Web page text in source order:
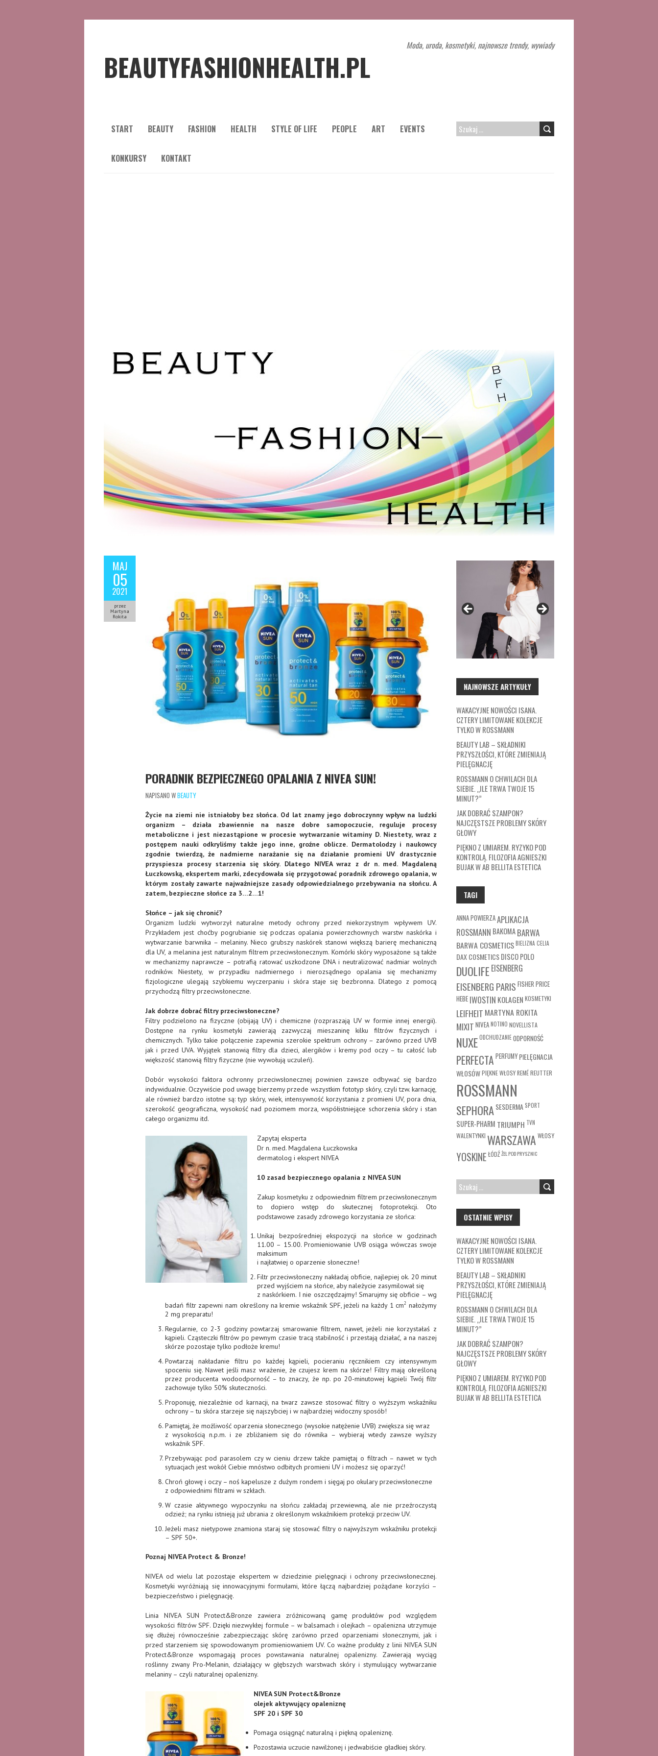
BEAUTYFASHIONHEALTH.PL
Moda, uroda, kosmetyki, najnowsze trendy, wywiady
START BEAUTY FASHION HEALTH STYLE OF LIFE PEOPLE ART EVENTS
KONKURSY KONTAKT
SZUKAJ:
MAJ
05
2021
przez
Martyna
Rokita
PORADNIK BEZPIECZNEGO OPALANIA Z NIVEA SUN!
NAPISANO WBEAUTY
Życie na ziemi nie istniałoby bez słońca. Od lat znamy jego dobroczynny wpływ na ludzki
organizm – działa zbawiennie na nasze dobre samopoczucie, reguluje procesy
metaboliczne i jest niezastąpione w procesie wytwarzanie witaminy D. Niestety, wraz z
postępem nauki odkryliśmy także jego inne, groźne oblicze. Dermatolodzy i naukowcy
zgodnie twierdzą, że nadmierne narażanie się na działanie promieni UV drastycznie
przyspiesza procesy starzenia się skóry. Dlatego NIVEA wraz z dr n. med. Magdaleną
Łuczkowską, ekspertem marki, zdecydowała się przygotować poradnik zdrowego opalania, w
którym zostały zawarte najważniejsze zasady odpowiedzialnego przebywania na słońcu. A
zatem, bezpieczne słońce za 3…2…1!
Słońce – jak się chronić?
Organizm ludzki wytworzył naturalne metody ochrony przed niekorzystnym wpływem UV.
Przykładem jest choćby pogrubianie się podczas opalania powierzchownych warstw naskórka i
wytwarzanie barwnika – melaniny. Nieco grubszy naskórek stanowi większą barierę mechaniczną
dla UV, a melanina jest naturalnym filtrem przeciwsłonecznym. Komórki skóry wyposażone są także
w mechanizmy naprawcze – potrafią ratować uszkodzone DNA i neutralizować nadmiar wolnych
rodników. Niestety, w przypadku nadmiernego i nierozsądnego opalania się mechanizmy
fizjologiczne ulegają szybkiemu wyczerpaniu i skóra staje się bezbronna. Dlatego z pomocą
przychodzą filtry przeciwsłoneczne.
Jak dobrze dobrać filtry przeciwsłoneczne?
Filtry podzielono na fizyczne (obijają UV) i chemiczne (rozpraszają UV w formie innej energii).
Dostępne na rynku kosmetyki zawierają zazwyczaj mieszaninę kilku filtrów fizycznych i
chemicznych. Tylko takie połączenie zapewnia szerokie spektrum ochrony – zarówno przed UVB
jak i przed UVA. Wyjątek stanowią filtry dla dzieci, alergików i kremy pod oczy – tu całość lub
większość stanowią filtry fizyczne (nie wywołują uczuleń).
Dobór wysokości faktora ochronny przeciwsłonecznej powinien zawsze odbywać się bardzo
indywidualnie. Oczywiście pod uwagę bierzemy przede wszystkim fototyp skóry, czyli tzw. karnację,
ale również bardzo istotne są: typ skóry, wiek, intensywność korzystania z promieni UV, pora dnia,
szerokość geograficzna, wysokość nad poziomem morza, współistniejące schorzenia skóry i stan
całego organizmu itd.
Zapytaj eksperta
Dr n. med. Magdalena Łuczkowska
dermatolog i ekspert NIVEA
10 zasad bezpiecznego opalania z NIVEA SUN
Zakup kosmetyku z odpowiednim filtrem przeciwsłonecznym
to dopiero wstęp do skutecznej fotoprotekcji. Oto
podstawowe zasady zdrowego korzystania ze słońca:
Unikaj bezpośredniej ekspozycji na słońce w godzinach
11.00 – 15.00. Promieniowanie UVB osiąga wówczas swoje
maksimum
i najłatwiej o oparzenie słoneczne!
Filtr przeciwsłoneczny nakładaj obficie, najlepiej ok. 20 minut
przed wyjściem na słońce, aby należycie zasymilował się
z naskórkiem. I nie oszczędzajmy! Smarujmy się obficie – wg
badań filtr zapewni nam określony na kremie wskaźnik SPF, jeżeli na każdy 1 cm2 nałożymy
2 mg preparatu!
Regularnie, co 2-3 godziny powtarzaj smarowanie filtrem, nawet, jeżeli nie korzystałaś z
kąpieli. Cząsteczki filtrów po pewnym czasie tracą stabilność i przestają działać, a na naszej
skórze pozostaje tylko podłoże kremu!
Powtarzaj nakładanie filtru po każdej kąpieli, pocieraniu ręcznikiem czy intensywnym
spoceniu się. Nawet jeśli masz wrażenie, że czujesz krem na skórze! Filtry mają określoną
przez producenta wodoodporność – to znaczy, że np. po 20-minutowej kąpieli Twój filtr
zachowuje tylko 50% skuteczności.
Proponuję, niezależnie od karnacji, na twarz zawsze stosować filtry o wyższym wskaźniku
ochrony – tu skóra starzeje się najszybciej i w najbardziej widoczny sposób!
Pamiętaj, że możliwość oparzenia słonecznego (wysokie natężenie UVB) zwiększa się wraz
z wysokością n.p.m. i ze zbliżaniem się do równika – wybieraj wtedy zawsze wyższy
wskaźnik SPF.
Przebywając pod parasolem czy w cieniu drzew także pamiętaj o filtrach – nawet w tych
sytuacjach jest wokół Ciebie mnóstwo odbitych promieni UV i możesz się oparzyć!
Chroń głowę i oczy – noś kapelusze z dużym rondem i sięgaj po okulary przeciwsłoneczne
z odpowiednimi filtrami w szkłach.
W czasie aktywnego wypoczynku na słońcu zakładaj przewiewną, ale nie przeźroczystą
odzież; na rynku istnieją już ubrania z określonym wskaźnikiem protekcji przeciw UV.
Jeżeli masz nietypowe znamiona staraj się stosować filtry o najwyższym wskaźniku protekcji
– SPF 50+.
Poznaj NIVEA Protect & Bronze!
NIVEA od wielu lat pozostaje ekspertem w dziedzinie pielęgnacji i ochrony przeciwsłonecznej.
Kosmetyki wyróżniają się innowacyjnymi formułami, które łączą najbardziej pożądane korzyści –
bezpieczeństwo i pielęgnację.
Linia NIVEA SUN Protect&Bronze zawiera zróżnicowaną gamę produktów pod względem
wysokości filtrów SPF. Dzięki niezwykłej formule – w balsamach i olejkach – opalenizna utrzymuje
się dłużej równocześnie zabezpieczając skórę zarówno przed oparzeniami słonecznymi, jak i
przed starzeniem się spowodowanym promieniowaniem UV. Co ważne produkty z linii NIVEA SUN
Protect&Bronze wspomagają proces powstawania naturalnej opalenizny. Zawierają wyciąg
roślinny zwany Pro-Melanin, działający w głębszych warstwach skóry i stymulujący wytwarzanie
melaniny – czyli naturalnej opalenizny.
NIVEA SUN Protect&Bronze
olejek aktywujący opaleniznę
SPF 20 i SPF 30
Pomaga osiągnąć naturalną i piękną opaleniznę.
Pozostawia uczucie nawilżonej i jedwabiście gładkiej skóry.
NAJNOWSZE ARTYKUŁY
WAKACYJNE NOWOŚCI ISANA.
CZTERY LIMITOWANE KOLEKCJE
TYLKO W ROSSMANN
BEAUTY LAB – SKŁADNIKI
PRZYSZŁOŚCI, KTÓRE ZMIENIAJĄ
PIELĘGNACJĘ
ROSSMANN O CHWILACH DLA
SIEBIE. „ILE TRWA TWOJE 15
MINUT?”
JAK DOBRAĆ SZAMPON?
NAJCZĘSTSZE PROBLEMY SKÓRY
GŁOWY
PIĘKNO Z UMIAREM. RYZYKO POD
KONTROLĄ. FILOZOFIA AGNIESZKI
BUJAK W AB BELLITA ESTETICA
TAGI
ANNA POWIERZAAPLIKACJA
ROSSMANN BAKOMABARWA
BARWA COSMETICSBIELIZNA CELIA
DAX COSMETICSDISCO POLO
DUOLIFE EISENBERG
EISENBERG PARIS FISHER PRICE
HEBE IWOSTIN KOLAGEN KOSMETYKI
LEIFHEIT MARTYNA ROKITA
MIXIT NIVEANOTINO NOVELLISTA
NUXEODCHUDZANIEODPORNOŚĆ
PERFECTA PERFUMY PIELĘGNACJA
WŁOSÓWPIĘKNE WŁOSYREMÉREUTTER
ROSSMANN
SEPHORASESDERMA SPORT
SUPER-PHARM TRIUMPH TVN
WALENTYNKI WARSZAWA WŁOSY
YOSKINE ŁÓDŹŻEL POD PRYSZNIC
SZUKAJ:
OSTATNIE WPISY
WAKACYJNE NOWOŚCI ISANA.
CZTERY LIMITOWANE KOLEKCJE
TYLKO W ROSSMANN
BEAUTY LAB – SKŁADNIKI
PRZYSZŁOŚCI, KTÓRE ZMIENIAJĄ
PIELĘGNACJĘ
ROSSMANN O CHWILACH DLA
SIEBIE. „ILE TRWA TWOJE 15
MINUT?”
JAK DOBRAĆ SZAMPON?
NAJCZĘSTSZE PROBLEMY SKÓRY
GŁOWY
PIĘKNO Z UMIAREM. RYZYKO POD
KONTROLĄ. FILOZOFIA AGNIESZKI
BUJAK W AB BELLITA ESTETICA